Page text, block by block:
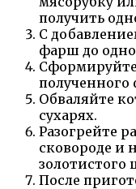
получить
С
фарш до
полученного
Обваляйте
сухарях.
Разогрейте
сковороде и
золотистого
После